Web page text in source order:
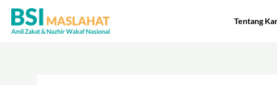
Lewati
konten
Tentang